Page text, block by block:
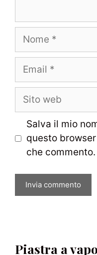
Nome
Email
Sito
Salva il mio
questo
che commento.
Piastra a